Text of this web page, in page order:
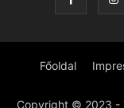
Főoldal
Copyright © 2023 -